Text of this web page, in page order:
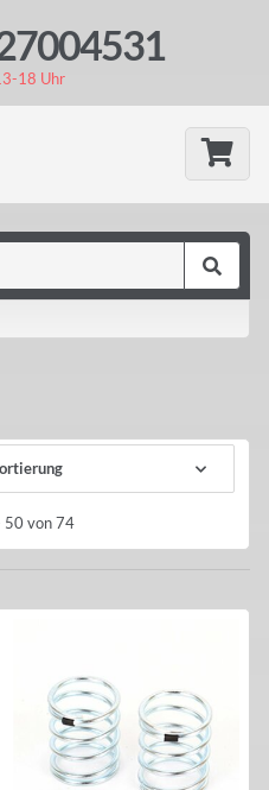
18 Uhr
50 von 74